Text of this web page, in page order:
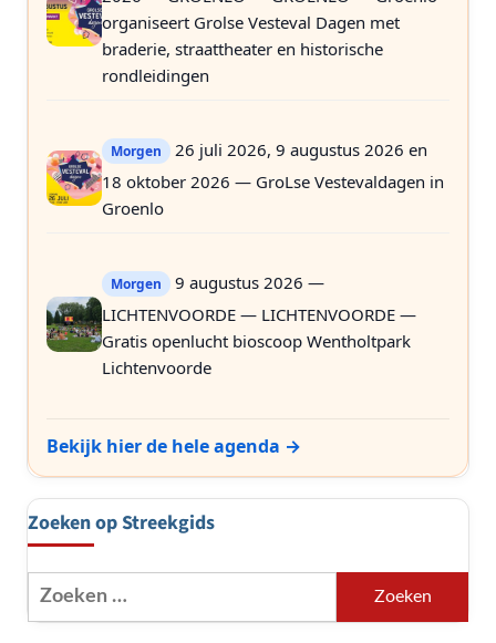
organiseert Grolse Vesteval Dagen met
braderie, straattheater en historische
rondleidingen
Morgen
26 juli 2026, 9 augustus 2026 en
18 oktober 2026 — GroLse Vestevaldagen in
Groenlo
Morgen
9 augustus 2026 —
LICHTENVOORDE — LICHTENVOORDE —
Gratis openlucht bioscoop Wentholtpark
Lichtenvoorde
Bekijk hier de hele agenda →
Zoeken op Streekgids
Zoeken
naar: